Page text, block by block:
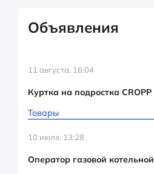
Объявления
11 августа, 16:04
Куртка на подростка CROPP
Товары
10 июля, 13:28
Оператор газовой котельной